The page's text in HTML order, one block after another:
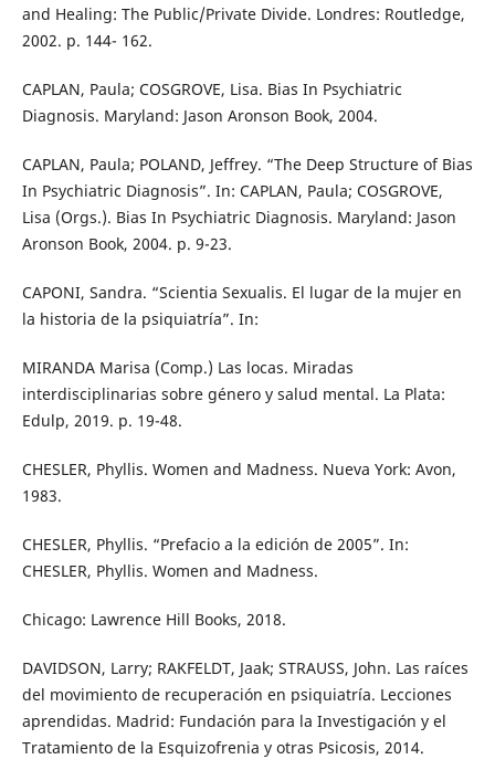
and Healing: The Public/Private Divide. Londres: Routledge,
2002. p. 144- 162.
CAPLAN, Paula; COSGROVE, Lisa. Bias In Psychiatric
Diagnosis. Maryland: Jason Aronson Book, 2004.
CAPLAN, Paula; POLAND, Jeffrey. “The Deep Structure of Bias
In Psychiatric Diagnosis”. In: CAPLAN, Paula; COSGROVE,
Lisa (Orgs.). Bias In Psychiatric Diagnosis. Maryland: Jason
Aronson Book, 2004. p. 9-23.
CAPONI, Sandra. “Scientia Sexualis. El lugar de la mujer en
la historia de la psiquiatría”. In:
MIRANDA Marisa (Comp.) Las locas. Miradas
interdisciplinarias sobre género y salud mental. La Plata:
Edulp, 2019. p. 19-48.
CHESLER, Phyllis. Women and Madness. Nueva York: Avon,
1983.
CHESLER, Phyllis. “Prefacio a la edición de 2005”. In:
CHESLER, Phyllis. Women and Madness.
Chicago: Lawrence Hill Books, 2018.
DAVIDSON, Larry; RAKFELDT, Jaak; STRAUSS, John. Las raíces
del movimiento de recuperación en psiquiatría. Lecciones
aprendidas. Madrid: Fundación para la Investigación y el
Tratamiento de la Esquizofrenia y otras Psicosis, 2014.